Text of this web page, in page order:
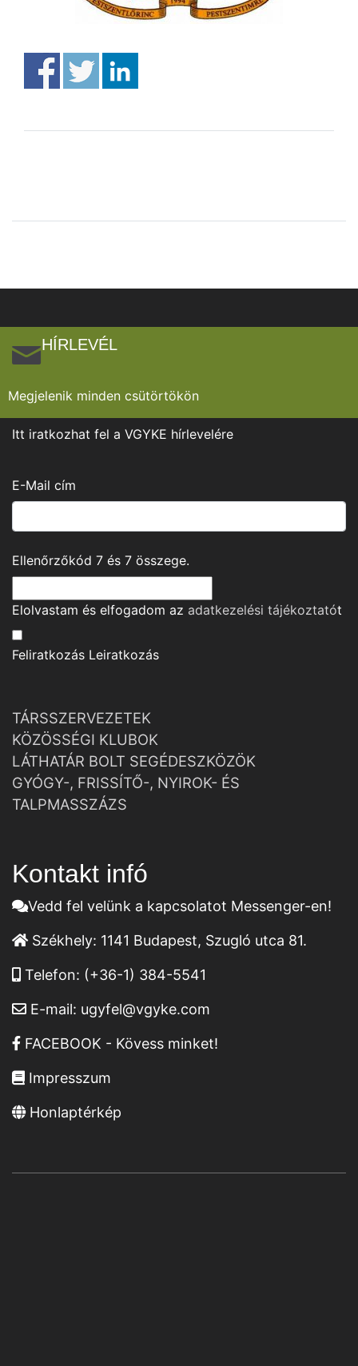
HÍRLEVÉL
Megjelenik minden csütörtökön
Itt iratkozhat fel a VGYKE hírlevelére
E-Mail cím
Ellenőrzőkód 7 és 7 összege.
Elolvastam és elfogadom az adatkezelési tájékoztatót
Feliratkozás Leiratkozás
TÁRSSZERVEZETEK
KÖZÖSSÉGI KLUBOK
LÁTHATÁR BOLT SEGÉDESZKÖZÖK
GYÓGY-, FRISSÍTŐ-, NYIROK- ÉS
TALPMASSZÁZS
Kontakt infó
Vedd fel velünk a kapcsolatot Messenger-en!
Székhely: 1141 Budapest, Szugló utca 81.
Telefon: (+36-1) 384-5541
E-mail: ugyfel@vgyke.com
FACEBOOK - Kövess minket!
Impresszum
Honlaptérkép